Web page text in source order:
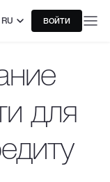
RU ВОЙТИ
для